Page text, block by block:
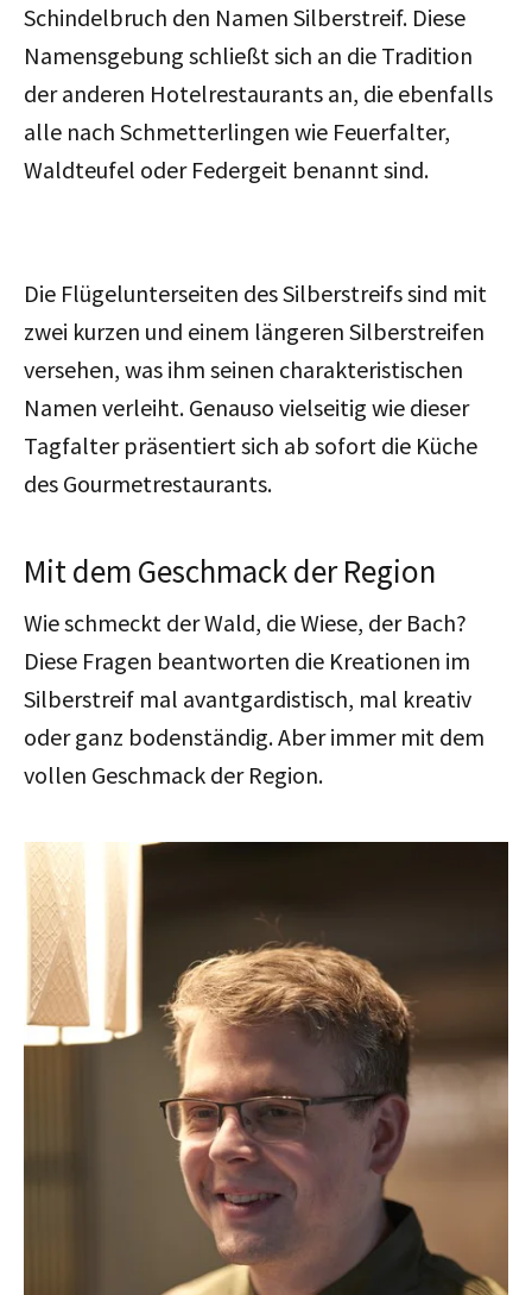
Schindelbruch den Namen Silberstreif. Diese
Namensgebung schließt sich an die Tradition
der anderen Hotelrestaurants an, die ebenfalls
alle nach Schmetterlingen wie Feuerfalter,
Waldteufel oder Federgeit benannt sind.
Die Flügelunterseiten des Silberstreifs sind mit
zwei kurzen und einem längeren Silberstreifen
versehen, was ihm seinen charakteristischen
Namen verleiht. Genauso vielseitig wie dieser
Tagfalter präsentiert sich ab sofort die Küche
des Gourmetrestaurants.
Mit dem Geschmack der Region
Wie schmeckt der Wald, die Wiese, der Bach?
Diese Fragen beantworten die Kreationen im
Silberstreif mal avantgardistisch, mal kreativ
oder ganz bodenständig. Aber immer mit dem
vollen Geschmack der Region.